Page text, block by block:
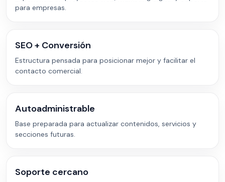
para empresas.
SEO + Conversión
Estructura pensada para posicionar mejor y facilitar el
contacto comercial.
Autoadministrable
Base preparada para actualizar contenidos, servicios y
secciones futuras.
Soporte cercano